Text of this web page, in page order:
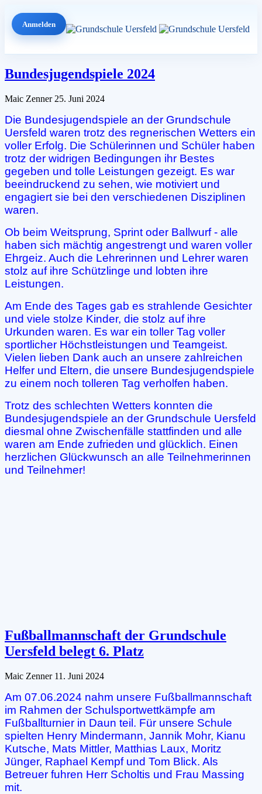
Anmelden
Bundesjugendspiele 2024
Maic Zenner 25. Juni 2024
Die Bundesjugendspiele an der Grundschule
Uersfeld waren trotz des regnerischen Wetters ein
voller Erfolg. Die Schülerinnen und Schüler haben
trotz der widrigen Bedingungen ihr Bestes
gegeben und tolle Leistungen gezeigt. Es war
beeindruckend zu sehen, wie motiviert und
engagiert sie bei den verschiedenen Disziplinen
waren.
Ob beim Weitsprung, Sprint oder Ballwurf - alle
haben sich mächtig angestrengt und waren voller
Ehrgeiz. Auch die Lehrerinnen und Lehrer waren
stolz auf ihre Schützlinge und lobten ihre
Leistungen.
Am Ende des Tages gab es strahlende Gesichter
und viele stolze Kinder, die stolz auf ihre
Urkunden waren. Es war ein toller Tag voller
sportlicher Höchstleistungen und Teamgeist.
Vielen lieben Dank auch an unsere zahlreichen
Helfer und Eltern, die unsere Bundesjugendspiele
zu einem noch tolleren Tag verholfen haben.
Trotz des schlechten Wetters konnten die
Bundesjugendspiele an der Grundschule Uersfeld
diesmal ohne Zwischenfälle stattfinden und alle
waren am Ende zufrieden und glücklich. Einen
herzlichen Glückwunsch an alle Teilnehmerinnen
und Teilnehmer!
Fußballmannschaft der Grundschule
Uersfeld belegt 6. Platz
Maic Zenner 11. Juni 2024
Am 07.06.2024 nahm unsere Fußballmannschaft
im Rahmen der Schulsportwettkämpfe am
Fußballturnier in Daun teil. Für unsere Schule
spielten Henry Mindermann, Jannik Mohr, Kianu
Kutsche, Mats Mittler, Matthias Laux, Moritz
Jünger, Raphael Kempf und Tom Blick. Als
Betreuer fuhren Herr Scholtis und Frau Massing
mit.